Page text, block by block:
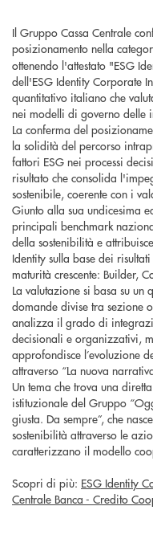
Il Gruppo Cassa Centrale
posizionamento nella
ottenendo l'attestato "ESG
dell'ESG Identity Corporate
quantitativo italiano che
nei modelli di governo delle
La conferma del
la solidità del percorso
fattori ESG nei processi
risultato che consolida
sostenibile, coerente con i
Giunto alla sua undicesima
principali benchmark
della sostenibilità e
Identity sulla base dei
maturità crescente: Builder,
La valutazione si basa su
domande divise tra sezione
analizza il grado di
decisionali e organizzativi,
approfondisce l’evoluzione
attraverso “La nuova
Un tema che trova una
istituzionale del Gruppo
giusta. Da sempre”, che
sostenibilità attraverso le
caratterizzano il modello
Scopri di più: ESG Identity
Centrale Banca - Credito